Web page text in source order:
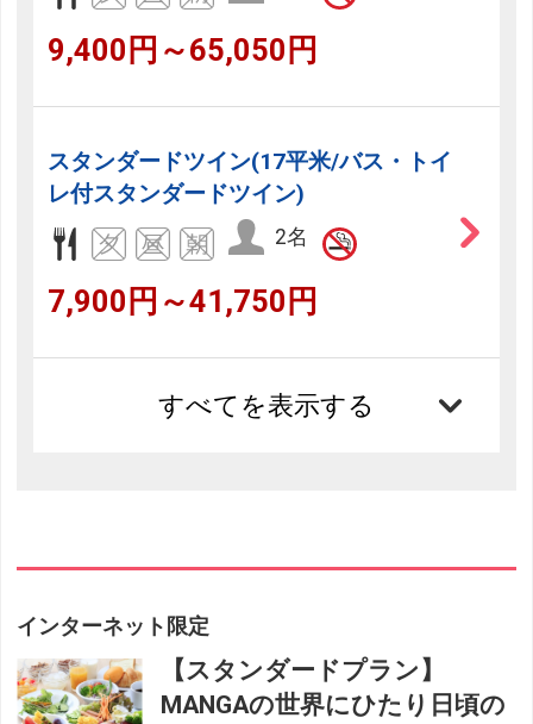
9,400円～65,050円
スタンダードツイン(17平米/バス・トイ
レ付スタンダードツイン)
2名
7,900円～41,750円
すべてを表示する
インターネット限定
【スタンダードプラン】
MANGAの世界にひたり日頃の